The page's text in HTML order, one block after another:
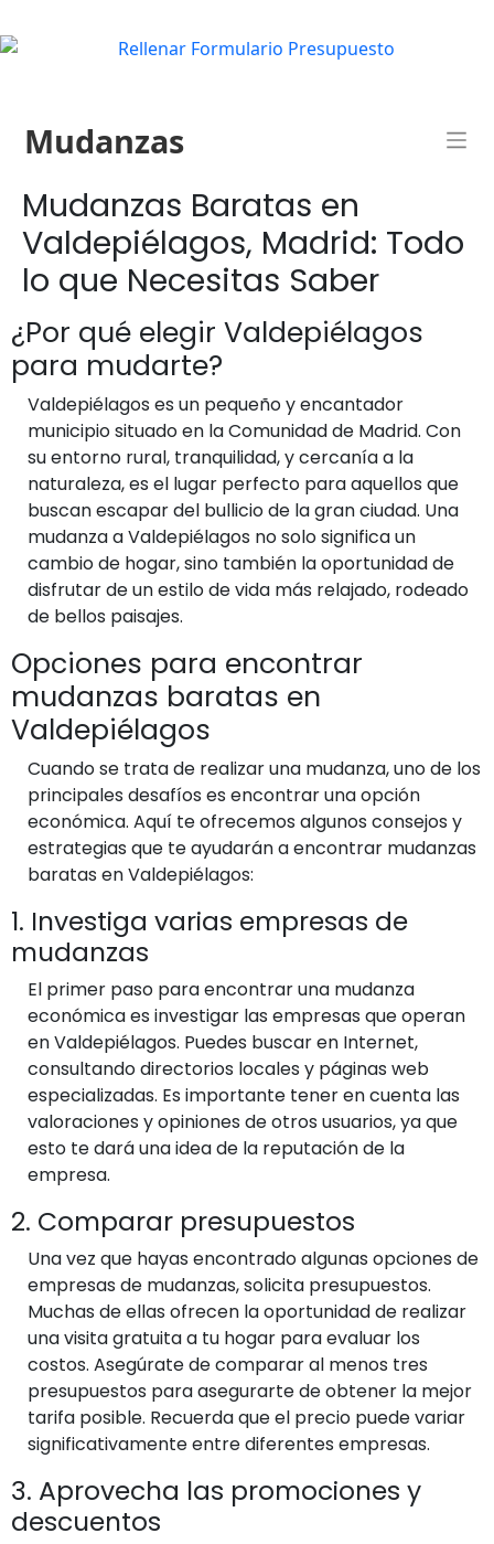
Mudanzas
Mudanzas Baratas en
Valdepiélagos, Madrid: Todo
lo que Necesitas Saber
¿Por qué elegir Valdepiélagos
para mudarte?
Valdepiélagos es un pequeño y encantador
municipio situado en la Comunidad de Madrid. Con
su entorno rural, tranquilidad, y cercanía a la
naturaleza, es el lugar perfecto para aquellos que
buscan escapar del bullicio de la gran ciudad. Una
mudanza a Valdepiélagos no solo significa un
cambio de hogar, sino también la oportunidad de
disfrutar de un estilo de vida más relajado, rodeado
de bellos paisajes.
Opciones para encontrar
mudanzas baratas en
Valdepiélagos
Cuando se trata de realizar una mudanza, uno de los
principales desafíos es encontrar una opción
económica. Aquí te ofrecemos algunos consejos y
estrategias que te ayudarán a encontrar mudanzas
baratas en Valdepiélagos:
1. Investiga varias empresas de
mudanzas
El primer paso para encontrar una mudanza
económica es investigar las empresas que operan
en Valdepiélagos. Puedes buscar en Internet,
consultando directorios locales y páginas web
especializadas. Es importante tener en cuenta las
valoraciones y opiniones de otros usuarios, ya que
esto te dará una idea de la reputación de la
empresa.
2. Comparar presupuestos
Una vez que hayas encontrado algunas opciones de
empresas de mudanzas, solicita presupuestos.
Muchas de ellas ofrecen la oportunidad de realizar
una visita gratuita a tu hogar para evaluar los
costos. Asegúrate de comparar al menos tres
presupuestos para asegurarte de obtener la mejor
tarifa posible. Recuerda que el precio puede variar
significativamente entre diferentes empresas.
3. Aprovecha las promociones y
descuentos